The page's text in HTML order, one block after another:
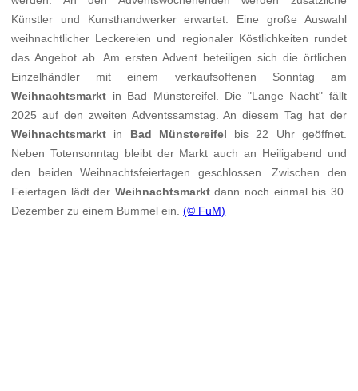
Künstler und Kunsthandwerker erwartet. Eine große Auswahl
weihnachtlicher Leckereien und regionaler Köstlichkeiten rundet
das Angebot ab. Am ersten Advent beteiligen sich die örtlichen
Einzelhändler mit einem verkaufsoffenen Sonntag am
Weihnachtsmarkt in Bad Münstereifel. Die "Lange Nacht" fällt
2025 auf den zweiten Adventssamstag. An diesem Tag hat der
Weihnachtsmarkt in Bad Münstereifel bis 22 Uhr geöffnet.
Neben Totensonntag bleibt der Markt auch an Heiligabend und
den beiden Weihnachtsfeiertagen geschlossen. Zwischen den
Feiertagen lädt der Weihnachtsmarktdann noch einmal bis 30.
Dezember zu einem Bummel ein.(© FuM)